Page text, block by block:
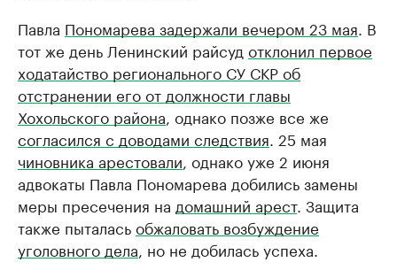
Павла Пономарева задержали вечером 23 мая . В
тот же день Ленинский райсуд отклонил первое
ходатайство регионального СУ СКР об
отстранении его от должности главы
Хохольского района , однако позже все же
согласился с доводами следствия . 25 мая
чиновника арестовали , однако уже 2 июня
адвокаты Павла Пономарева добились замены
меры пресечения на домашний арест. Защита
также пыталасьобжаловать возбуждение
уголовного дела , но не добилась успеха.